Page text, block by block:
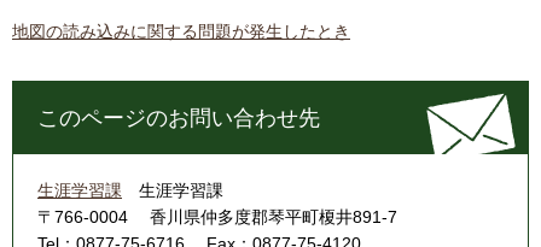
地図の読み込みに関する問題が発生したとき
このページのお問い合わせ先
生涯学習課
生涯学習課
〒766-0004
香川県仲多度郡琴平町榎井891-7
Tel：0877-75-6716
Fax：0877-75-4120